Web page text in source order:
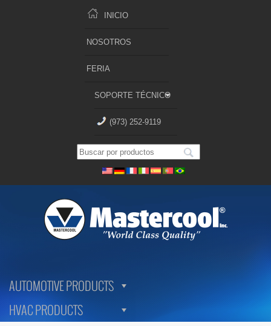
INICIO
NOSOTROS
FERIA
SOPORTE TÉCNICO
(973) 252-9119
AUTOMOTIVE PRODUCTS
HVAC PRODUCTS